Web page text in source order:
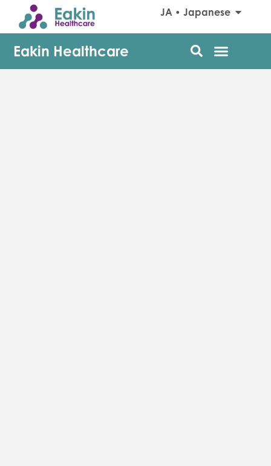
JA • Japanese
Eakin Healthcare